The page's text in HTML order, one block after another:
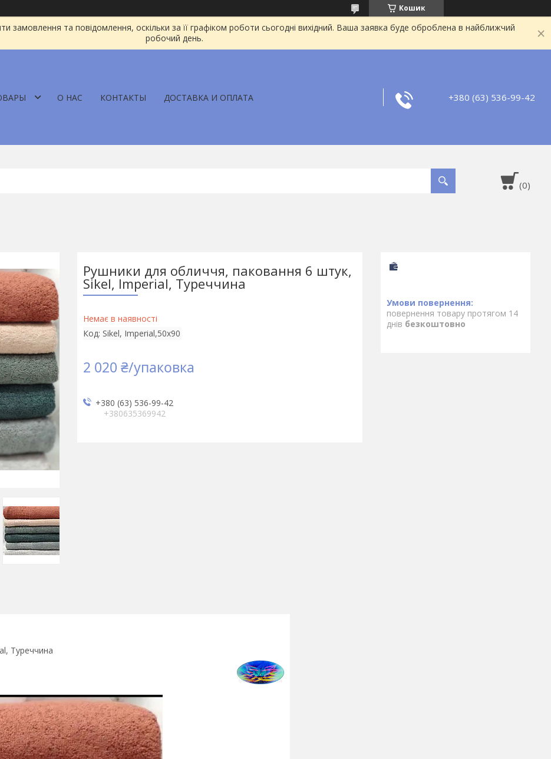
Кошик
замовлення та повідомлення, оскільки за її графіком роботи сьогодні вихідний. Ваша заявка буде оброблена в найближчий
робочий день.
О НАС КОНТАКТЫ ДОСТАВКА И ОПЛАТА +380 (63) 536-99-42
Рушники для обличчя, паковання 6 штук,
Sikel, Imperial, Туреччина
Немає в наявності
Код: Sikel, Imperial,50х90
2 020 ₴/упаковка
+380 (63) 536-99-42
+380635369942
повернення товару протягом 14
днів безкоштовно
Туреччина